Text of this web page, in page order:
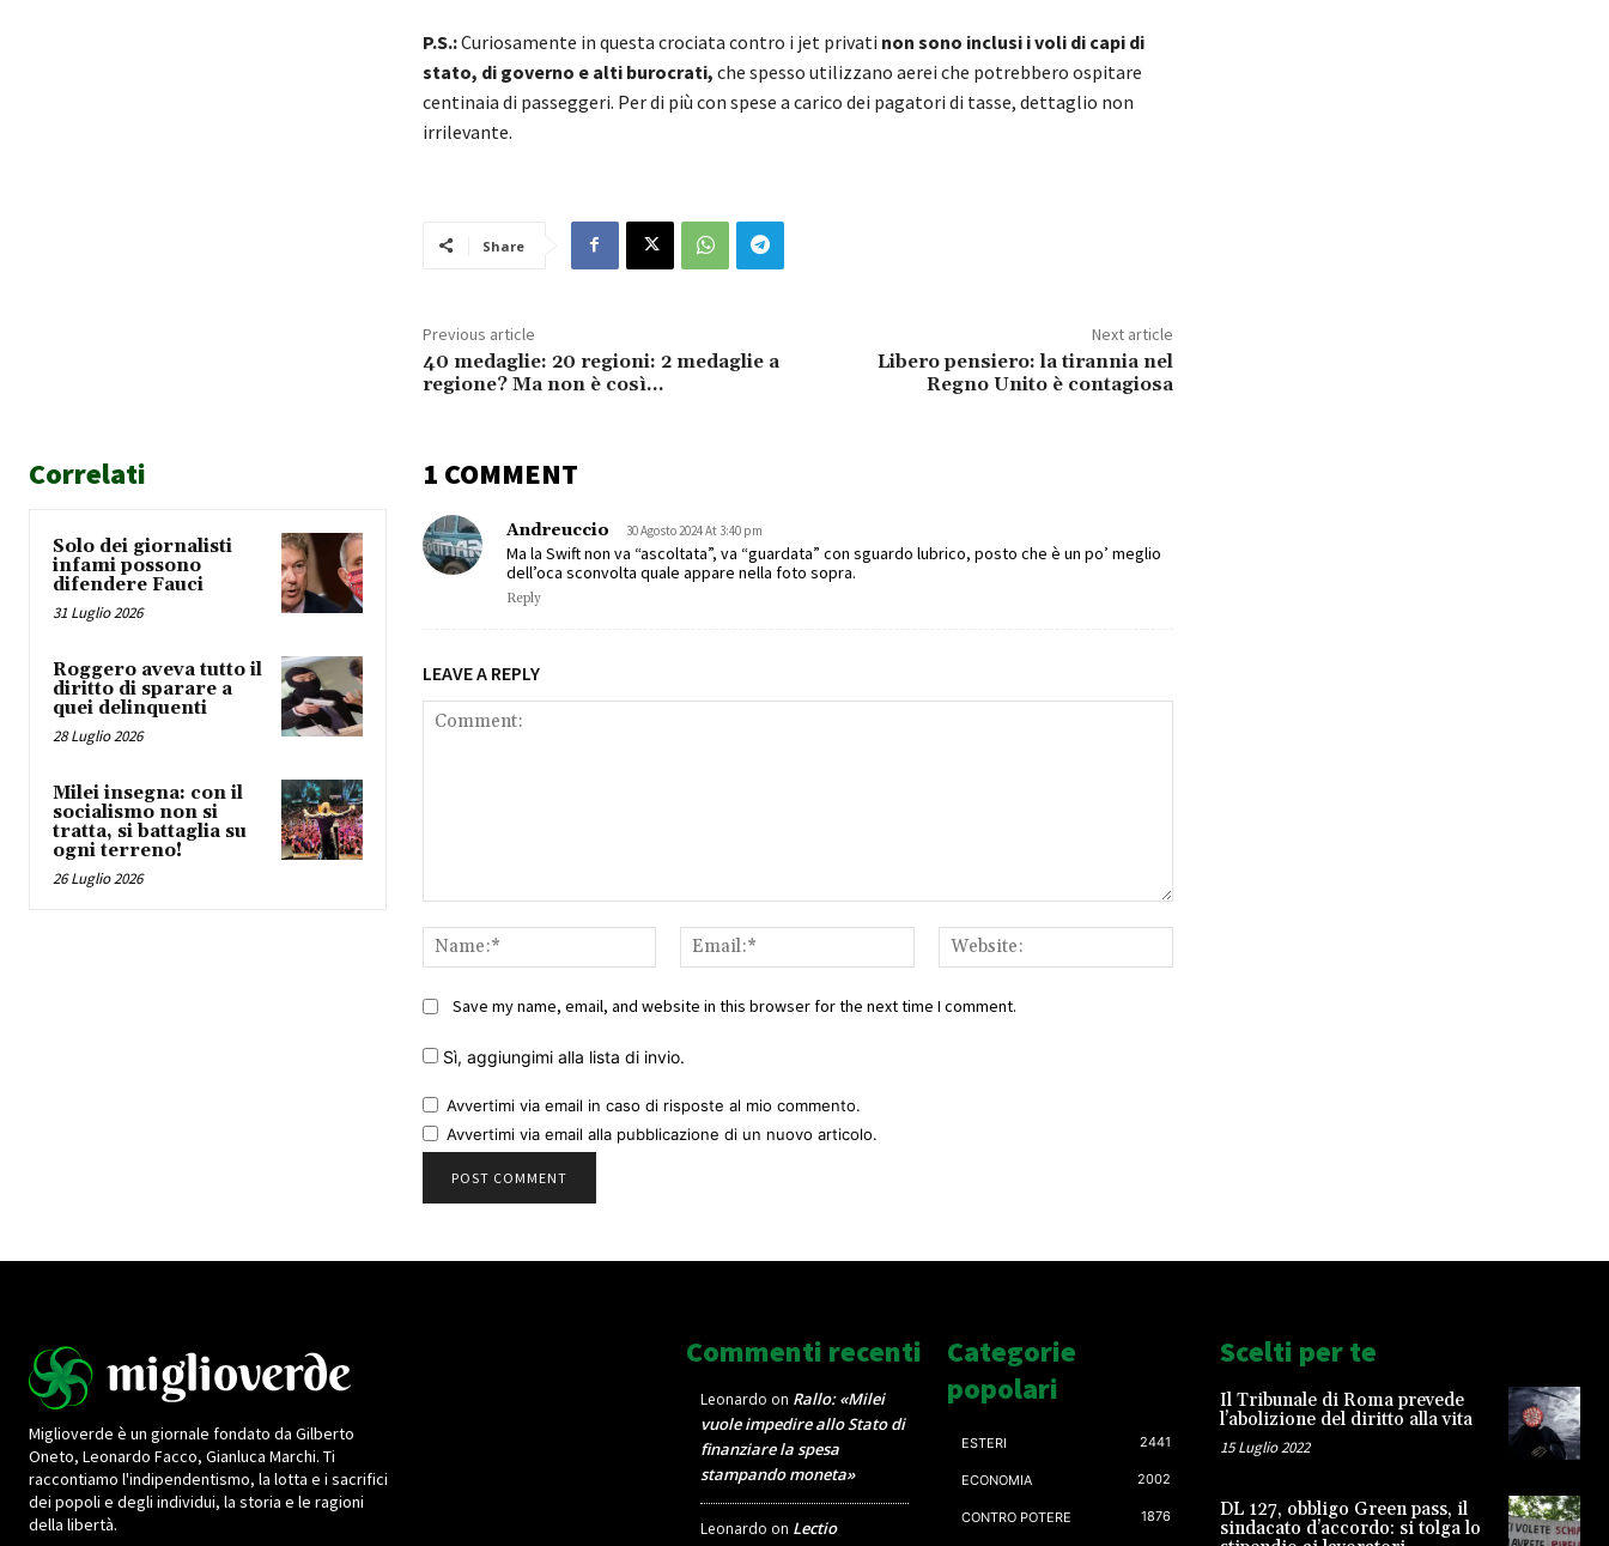
P.S.:Curiosamente in questa crociata contro i jet privati non sono inclusi i voli di capi di
stato, di governo e alti burocrati, che spesso utilizzano aerei che potrebbero ospitare
centinaia di passeggeri. Per di più con spese a carico dei pagatori di tasse, dettaglio non
irrilevante.
Share
Previous article
40 medaglie: 20 regioni: 2 medaglie a
regione? Ma non è così…
Next article
Libero pensiero: la tirannia nel
Regno Unito è contagiosa
Correlati
Solo dei giornalisti
infami possono
difendere Fauci
31 Luglio 2026
Roggero aveva tutto il
diritto di sparare a
quei delinquenti
28 Luglio 2026
Milei insegna: con il
socialismo non si
tratta, si battaglia su
ogni terreno!
26 Luglio 2026
1 COMMENT
Andreuccio 30 Agosto 2024 At 3:40 pm
Ma la Swift non va “ascoltata”, va “guardata” con sguardo lubrico, posto che è un po’ meglio
dell’oca sconvolta quale appare nella foto sopra.
Reply
LEAVE A REPLY
Name:*
Email:*
Save my name, email, and website in this browser for the next time I comment.
Sì, aggiungimi alla lista di invio.
Avvertimi via email in caso di risposte al mio commento.
Avvertimi via email alla pubblicazione di un nuovo articolo.
Miglioverde è un giornale fondato da Gilberto
Oneto, Leonardo Facco, Gianluca Marchi. Ti
raccontiamo l'indipendentismo, la lotta e i sacrifici
dei popoli e degli individui, la storia e le ragioni
della libertà.
Commenti recenti
Leonardo on Rallo: «Milei
vuole impedire allo Stato di
finanziare la spesa
stampando moneta»
Leonardo on Lectio
Categorie
popolari
ESTERI 2441
ECONOMIA 2002
CONTRO POTERE 1876
Scelti per te
Il Tribunale di Roma prevede
l’abolizione del diritto alla vita
15 Luglio 2022
DL 127, obbligo Green pass, il
sindacato d’accordo: si tolga lo